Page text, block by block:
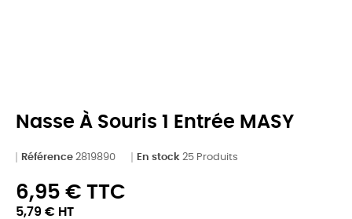
Nasse À Souris 1 Entrée MASY
Référence 2819890 En stock 25 Produits
6,95 € TTC
5,79 € HT